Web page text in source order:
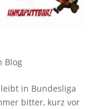
Blog
in Bundesliga
bitter, kurz vor